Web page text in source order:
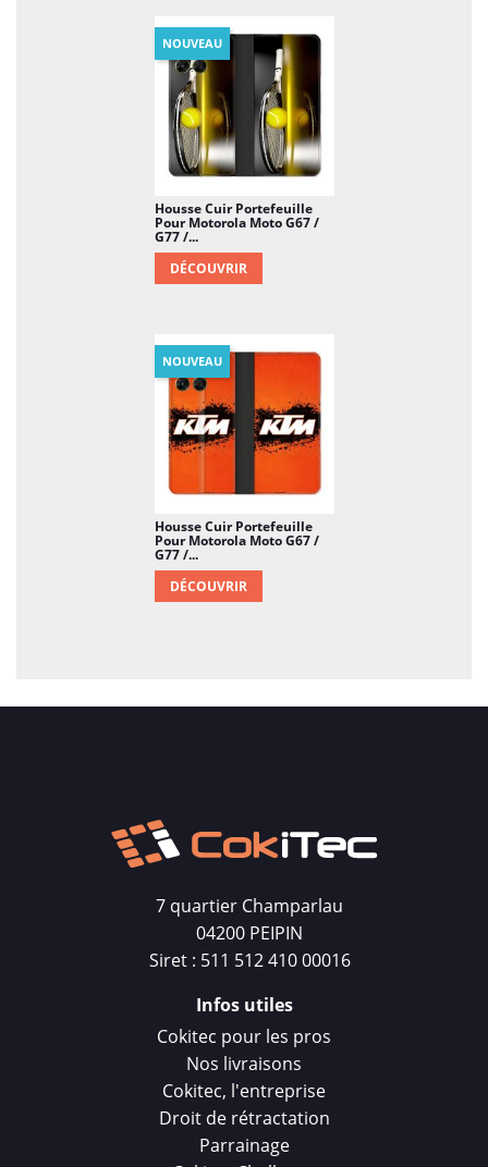
Housse Cuir Portefeuille
Pour Motorola Moto G67 /
G77 /...
DÉCOUVRIR
NOUVEAU
Housse Cuir Portefeuille
Pour Motorola Moto G67 /
G77 /...
DÉCOUVRIR
NOUVEAU
7 quartier Champarlau
04200 PEIPIN
Siret : 511 512 410 00016
Infos utiles
Cokitec pour les pros
Nos livraisons
Cokitec, l'entreprise
Droit de rétractation
Parrainage